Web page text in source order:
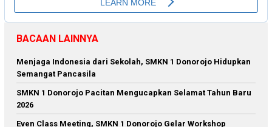
BACAAN LAINNYA
Menjaga Indonesia dari Sekolah, SMKN 1 Donorojo Hidupkan
Semangat Pancasila
SMKN 1 Donorojo Pacitan Mengucapkan Selamat Tahun Baru
2026
Even Class Meeting, SMKN 1 Donorojo Gelar Workshop